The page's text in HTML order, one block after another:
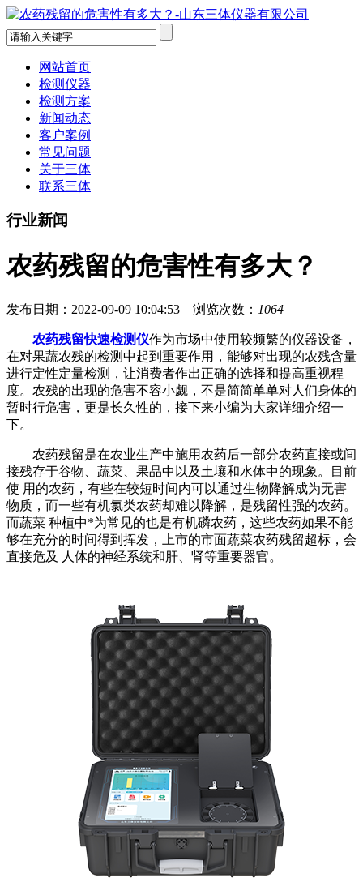
网站首页
检测仪器
检测方案
新闻动态
客户案例
常见问题
关于三体
联系三体
行业新闻
农药残留的危害性有多大？
发布日期：2022-09-09 10:04:53 浏览次数： 1064
农药残留快速检测仪作为市场中使用较频繁的仪器设备，
在对果蔬农残的检测中起到重要作用，能够对出现的农残含量
进行定性定量检测，让消费者作出正确的选择和提高重视程
度。农残的出现的危害不容小觑，不是简简单单对人们身体的
暂时行危害，更是长久性的，接下来小编为大家详细介绍一
下。
农药残留是在农业生产中施用农药后一部分农药直接或间
接残存于谷物、蔬菜、果品中以及土壤和水体中的现象。目前
使 用的农药，有些在较短时间内可以通过生物降解成为无害
物质，而一些有机氯类农药却难以降解，是残留性强的农药。
而蔬菜 种植中*为常见的也是有机磷农药，这些农药如果不能
够在充分的时间得到挥发，上市的市面蔬菜农药残留超标，会
直接危及 人体的神经系统和肝、肾等重要器官。